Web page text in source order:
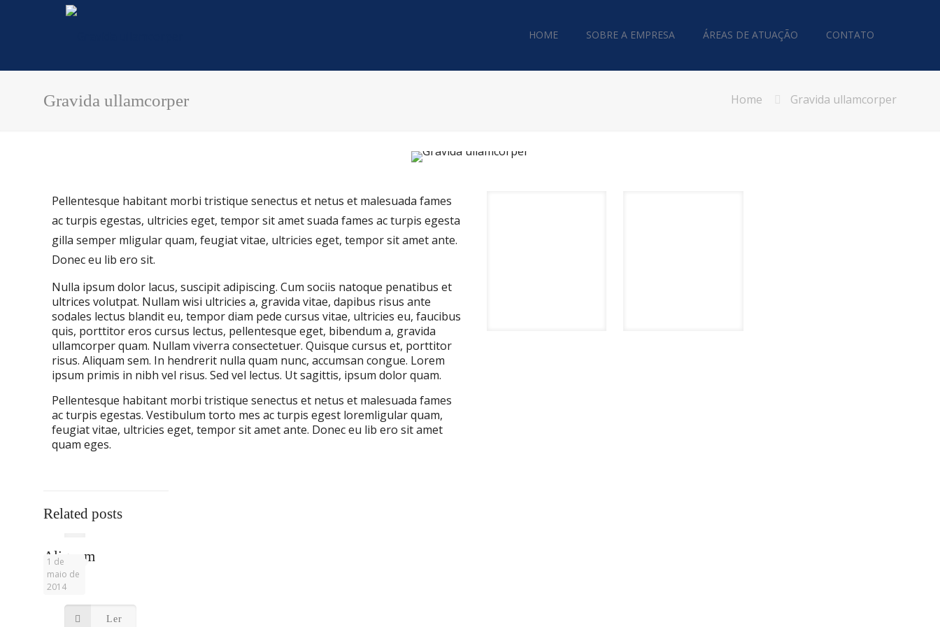
HOME SOBRE A EMPRESA ÁREAS DE ATUAÇÃO CONTATO
Gravida ullamcorper Home Gravida ullamcorper
Pellentesque habitant morbi tristique senectus et netus et malesuada fames
ac turpis egestas, ultricies eget, tempor sit amet suada fames ac turpis egesta
gilla semper mligular quam, feugiat vitae, ultricies eget, tempor sit amet ante.
Donec eu lib ero sit.
Nulla ipsum dolor lacus, suscipit adipiscing. Cum sociis natoque penatibus et
ultrices volutpat. Nullam wisi ultricies a, gravida vitae, dapibus risus ante
sodales lectus blandit eu, tempor diam pede cursus vitae, ultricies eu, faucibus
quis, porttitor eros cursus lectus, pellentesque eget, bibendum a, gravida
ullamcorper quam. Nullam viverra consectetuer. Quisque cursus et, porttitor
risus. Aliquam sem. In hendrerit nulla quam nunc, accumsan congue. Lorem
ipsum primis in nibh vel risus. Sed vel lectus. Ut sagittis, ipsum dolor quam.
Pellentesque habitant morbi tristique senectus et netus et malesuada fames
ac turpis egestas. Vestibulum torto mes ac turpis egest loremligular quam,
feugiat vitae, ultricies eget, tempor sit amet ante. Donec eu lib ero sit amet
quam eges.
Related posts
1 de
maio de
2014
Aliquam
eratac
Ler